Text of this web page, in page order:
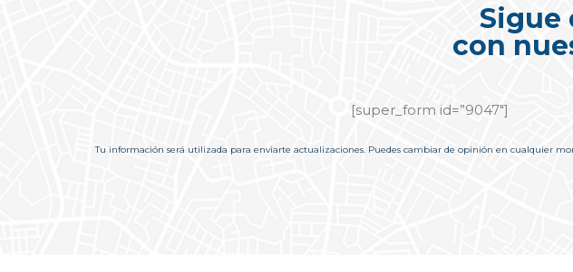
Sigue
con
[super_form id=”9047″]
Tu información será utilizada para enviarte actualizaciones. Puedes cambiar de opinión en cualquier